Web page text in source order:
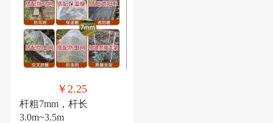
￥2.25
杆粗7mm，杆长
3.0m~3.5m